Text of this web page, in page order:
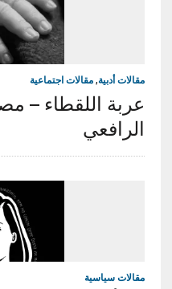
مقالات أدبية مقالات اجتماعية
عربة اللقطاء –
الرافعي
مقالات سياسية